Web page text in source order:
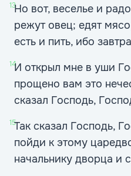
13Но вот, веселье и
режут овец; едят
есть и пить, ибо
14И открыл мне в уши
прощено вам это
сказал Господь,
15Так сказал Господь,
пойди к этому
начальнику дворца и